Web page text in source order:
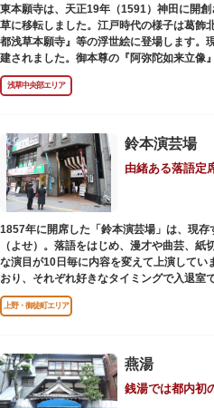
東本願寺は、天正19年（1591）神田に開
草に移転しました。江戸時代の様子は葛飾
都浅草本願寺』等の浮世絵に登場します。
建されました。御本尊の『阿弥陀如来立像
禄2年（1226）頃の作と伝わっています。
後のものと推定され、都内に現存する梵鐘
浅草中央部エリア
鈴本演芸場
由緒ある落語定
1857年に開席した「鈴本演芸場」は、現
（よせ）。落語をはじめ、漫才や曲芸、紙
な演目が10日毎に内容を変えて上演してい
おり、それぞれ好きなタイミングで入退室
上演中は飲食も可能です。おすすめは売店
らかさで有名な「上野 井泉本店」のかつサ
上野・御徒町エリア
燕湯
銭湯では都内初